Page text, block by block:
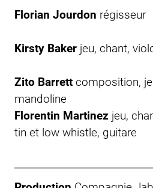
Florian Jourdon
Kirsty Baker jeu,
Zito Barrett composition,
Florentin Martinez jeu,
tin et low whistle, guitare